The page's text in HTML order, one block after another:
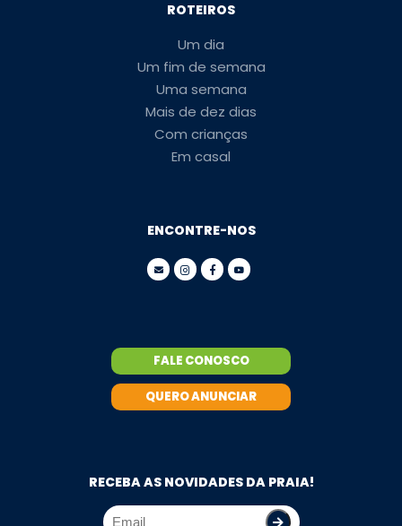
ROTEIROS
Um dia
Um fim de semana
Uma semana
Mais de dez dias
Com crianças
Em casal
ENCONTRE-NOS
FALE CONOSCO
QUERO ANUNCIAR
RECEBA AS NOVIDADES DA PRAIA!